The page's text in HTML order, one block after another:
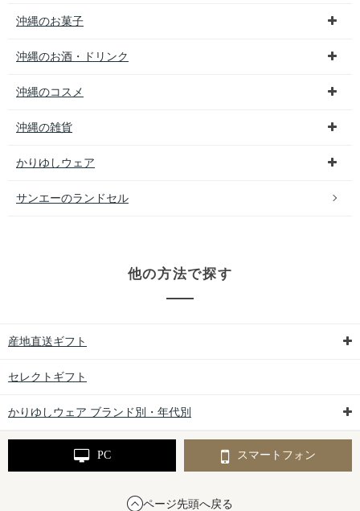
沖縄のお菓子
沖縄のお酒・ドリンク
沖縄のコスメ
沖縄の雑貨
かりゆしウェア
サンエーのランドセル
他の方法で探す
産地直送ギフト
セレクトギフト
かりゆしウェア ブランド別・年代別
PC スマートフォン
ページ先頭へ戻る